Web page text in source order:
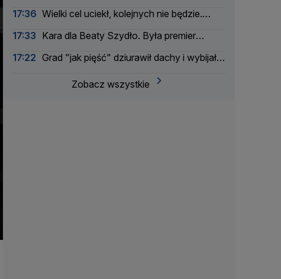
17:36 Wielki cel uciekł, kolejnych nie będzie.
17:33 Kara dla Beaty Szydło. Była premier
17:22 Grad "jak pięść" dziurawił dachy i wybijał
Zobacz wszystkie